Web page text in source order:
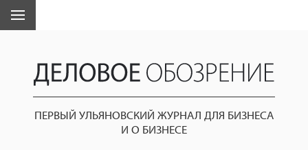
ПЕРВЫЙ УЛЬЯНОВСКИЙ ЖУРНАЛ ДЛЯ БИЗНЕСА
И О БИЗНЕСЕ